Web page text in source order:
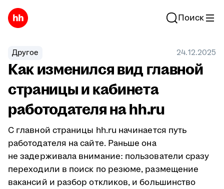
Поиск
Другое 24.12.2025
Как изменился вид главной
страницы и кабинета
работодателя на hh.ru
C главной страницы hh.ru начинается путь
работодателя на сайте. Раньше она
не задерживала внимание: пользователи сразу
переходили в поиск по резюме, размещение
вакансий и разбор откликов, и большинство